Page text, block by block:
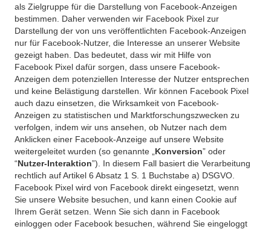
als Zielgruppe für die Darstellung von Facebook-Anzeigen
bestimmen. Daher verwenden wir Facebook Pixel zur
Darstellung der von uns veröffentlichten Facebook-Anzeigen
nur für Facebook-Nutzer, die Interesse an unserer Website
gezeigt haben. Das bedeutet, dass wir mit Hilfe von
Facebook Pixel dafür sorgen, dass unsere Facebook-
Anzeigen dem potenziellen Interesse der Nutzer entsprechen
und keine Belästigung darstellen. Wir können Facebook Pixel
auch dazu einsetzen, die Wirksamkeit von Facebook-
Anzeigen zu statistischen und Marktforschungszwecken zu
verfolgen, indem wir uns ansehen, ob Nutzer nach dem
Anklicken einer Facebook-Anzeige auf unsere Website
weitergeleitet wurden (so genannte „ Konversion” oder
“Nutzer-Interaktion”). In diesem Fall basiert die Verarbeitung
rechtlich auf Artikel 6 Absatz 1 S. 1 Buchstabe a) DSGVO.
Facebook Pixel wird von Facebook direkt eingesetzt, wenn
Sie unsere Website besuchen, und kann einen Cookie auf
Ihrem Gerät setzen. Wenn Sie sich dann in Facebook
einloggen oder Facebook besuchen, während Sie eingeloggt